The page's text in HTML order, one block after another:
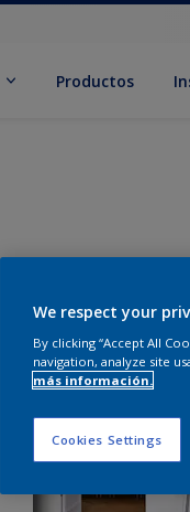
Productos
We respect your
By clicking “Accept All
navigation, analyze site
más información.
Cookies Settings